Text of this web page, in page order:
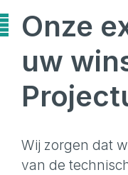
Onze
uw
Wij zorgen dat
van de